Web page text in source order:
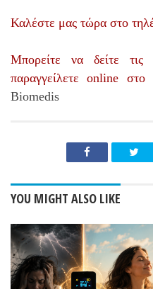
Καλέστε μας τώρα στο
Μπορείτε να δείτε
παραγγείλετε online στο
Biomedis
YOU MIGHT ALSO LIKE